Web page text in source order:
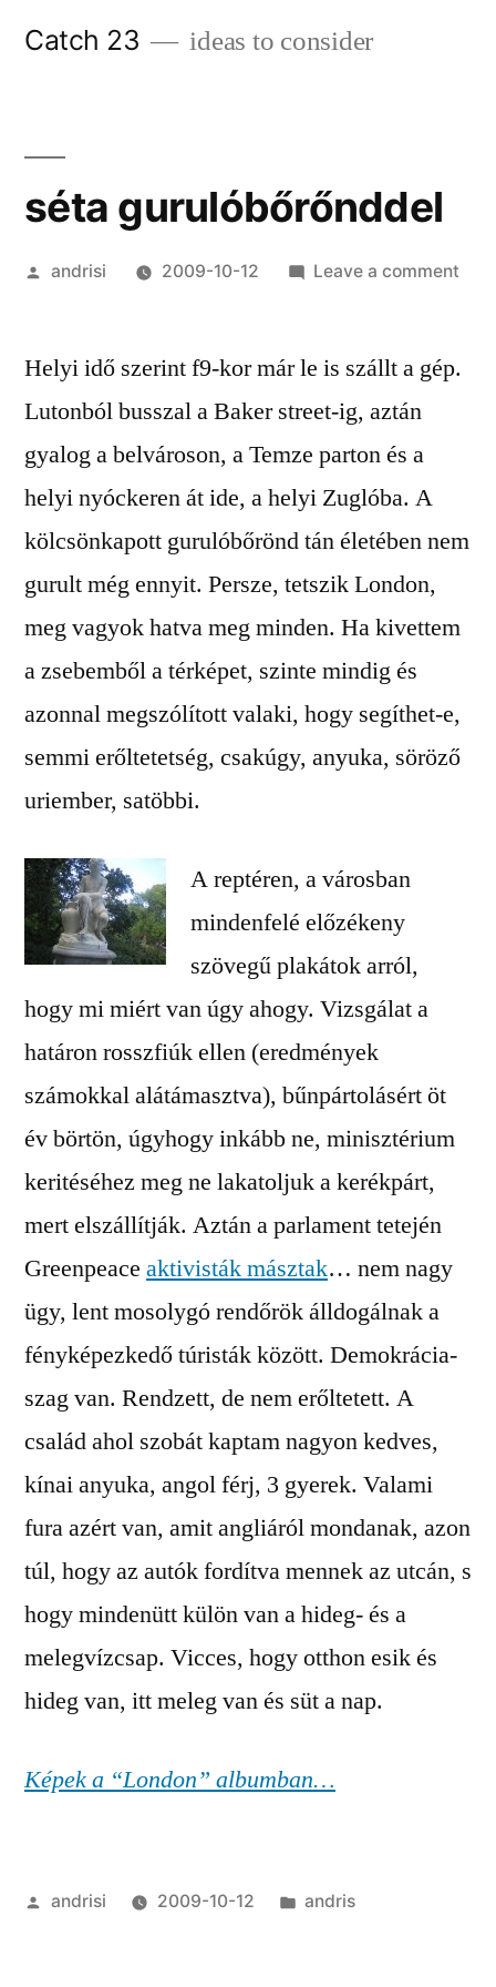
Catch 23 ideas to consider
séta gurulóbőrőnddel
Posted
andrisi 2009-10-12 Leave a comment
Helyi idő szerint f9-kor már le is szállt a gép.
Lutonból busszal a Baker street-ig, aztán
gyalog a belvároson, a Temze parton és a
helyi nyóckeren át ide, a helyi Zuglóba. A
kölcsönkapott gurulóbőrönd tán életében nem
gurult még ennyit. Persze, tetszik London,
meg vagyok hatva meg minden. Ha kivettem
a zsebemből a térképet, szinte mindig és
azonnal megszólított valaki, hogy segíthet-e,
semmi erőltetetség, csakúgy, anyuka, söröző
uriember, satöbbi.
A reptéren, a városban
mindenfelé előzékeny
szövegű plakátok arról,
hogy mi miért van úgy ahogy. Vizsgálat a
határon rosszfiúk ellen (eredmények
számokkal alátámasztva), bűnpártolásért öt
év börtön, úgyhogy inkább ne, minisztérium
keritéséhez meg ne lakatoljuk a kerékpárt,
mert elszállítják. Aztán a parlament tetején
Greenpeace aktivisták másztak… nem nagy
ügy, lent mosolygó rendőrök álldogálnak a
fényképezkedő túristák között. Demokrácia-
szag van. Rendzett, de nem erőltetett. A
család ahol szobát kaptam nagyon kedves,
kínai anyuka, angol férj, 3 gyerek. Valami
fura azért van, amit angliáról mondanak, azon
túl, hogy az autók fordítva mennek az utcán, s
hogy mindenütt külön van a hideg- és a
melegvízcsap. Vicces, hogy otthon esik és
hideg van, itt meleg van és süt a nap.
Képek a “London” albumban…
Posted
andrisi 2009-10-12
Posted
andris